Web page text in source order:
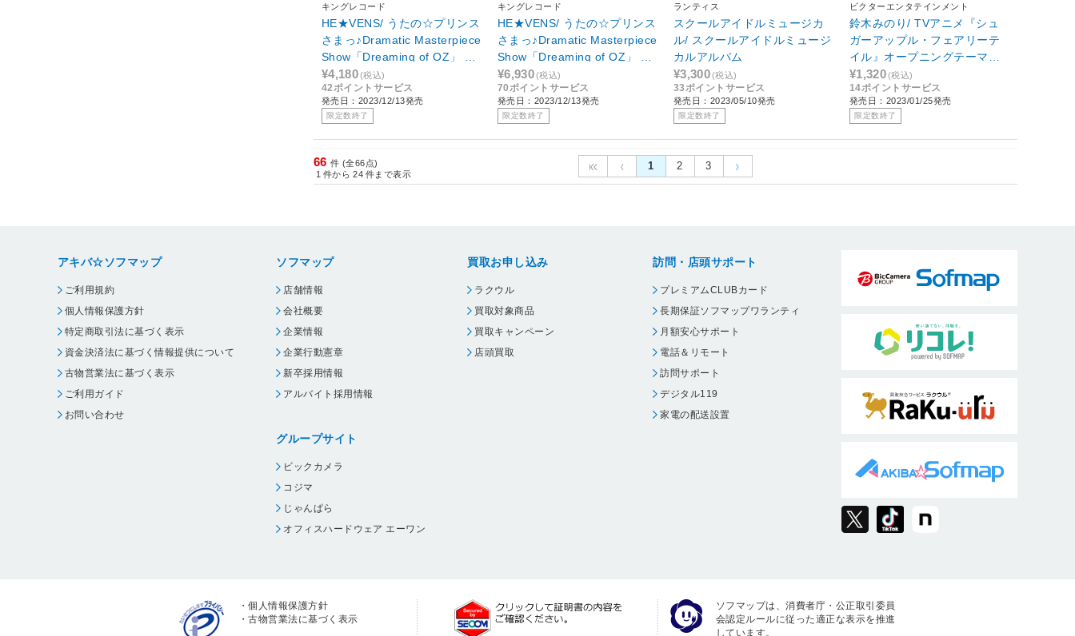
キングレコード
HE★VENS/ うたの☆プリンス
さまっ♪Dramatic Masterpiece
Show「Dreaming of OZ」 通
常盤
¥4,180(税込)
42ポイントサービス
発売日：2023/12/13発売
限定数終了
キングレコード
HE★VENS/ うたの☆プリンス
さまっ♪Dramatic Masterpiece
Show「Dreaming of OZ」 初
回限定盤
¥6,930(税込)
70ポイントサービス
発売日：2023/12/13発売
限定数終了
ランティス
スクールアイドルミュージカ
ル/ スクールアイドルミュージ
カルアルバム
¥3,300(税込)
33ポイントサービス
発売日：2023/05/10発売
限定数終了
ビクターエンタテインメント
鈴木みのり/ TVアニメ『シュ
ガーアップル・フェアリーテ
イル』オープニングテーマ：
ミュージカル 通常盤
¥1,320(税込)
14ポイントサービス
発売日：2023/01/25発売
限定数終了
66 件 (全66点)
1 件から 24 件まで表示
1 2 3
アキバ☆ソフマップ
ご利用規約
個人情報保護方針
特定商取引法に基づく表示
資金決済法に基づく情報提供について
古物営業法に基づく表示
ご利用ガイド
お問い合わせ
ソフマップ
店舗情報
会社概要
企業情報
企業行動憲章
新卒採用情報
アルバイト採用情報
グループサイト
ビックカメラ
コジマ
じゃんぱら
オフィスハードウェア エーワン
買取お申し込み
ラクウル
買取対象商品
買取キャンペーン
店頭買取
訪問・店頭サポート
プレミアムCLUBカード
長期保証ソフマップワランティ
月額安心サポート
電話＆リモート
訪問サポート
デジタル119
家電の配送設置
・個人情報保護方針
・古物営業法に基づく表示
ソフマップは、消費者庁・公正取引委員
会認定ルールに従った適正な表示を推進
しています。